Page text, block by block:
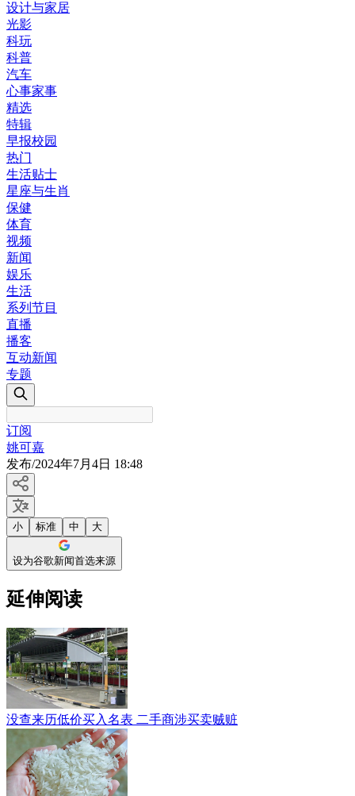
设计与家居
光影
科玩
科普
汽车
心事家事
精选
特辑
早报校园
热门
生活贴士
星座与生肖
保健
体育
视频
新闻
娱乐
生活
系列节目
直播
播客
互动新闻
专题
订阅
姚可嘉
发布/2024年7月4日 18:48
小 标准 中 大
设为谷歌新闻首选来源
延伸阅读
没查来历低价买入名表 二手商涉买卖贼赃